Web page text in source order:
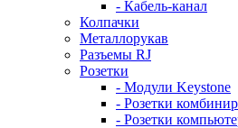
- Кабель-канал
Колпачки
Металлорукав
Разъемы RJ
Розетки
- Модули Keystone
- Розетки
- Розетки